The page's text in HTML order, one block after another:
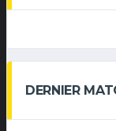
DERNIER